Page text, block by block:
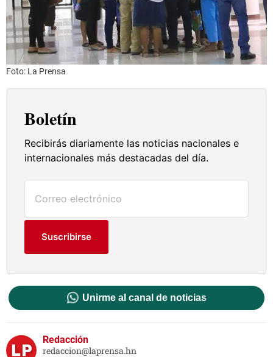
Foto: La Prensa
Boletín
Recibirás diariamente las noticias nacionales e
internacionales más destacadas del día.
Suscribirse
Unirme al canal de noticias
Redacción
redaccion@laprensa.hn